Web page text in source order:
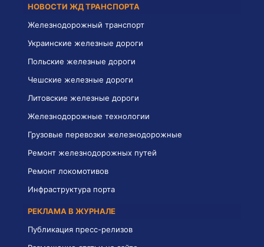
НОВОСТИ ЖД ТРАНСПОРТА
Железнодорожный транспорт
Украинские железные дороги
Польские железные дороги
Чешские железные дороги
Литовские железные дороги
Железнодорожные технологии
Грузовые перевозки железнодорожные
Ремонт железнодорожных путей
Ремонт локомотивов
Инфраструктура порта
РЕКЛАМА В ЖУРНАЛЕ
Публикация пресс-релизов